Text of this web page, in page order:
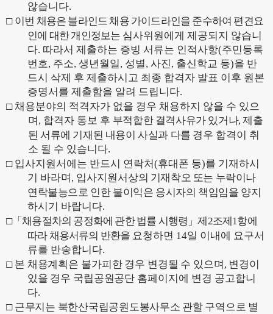
않습니다.
□ 이번 채용은 블라인드 채용 가이드라인을 준수하여 편견요
인에 대한 개인정보는 심사위원에게 제공되지 않습니
다. 따라서 제출하는 증빙 서류는 인적사항(주민등록
번호, 주소,생년월일, 성별,사진, 출신학교 등)을 반
드시 삭제 후 제출하시고 최종 합격자 발표 이후 원본
증명서를 제출함을 알려 드립니다.
□채용분야의 적격자가 없을 경우 채용하지 않을 수 있으
며 , 합격자 통보 후 부적합한 결격사유가 있거나,제출
된 서류에 기재된 내용이 사실과 다를 경우 합격이 취
소 될 수 있습니다.
□ 입사지원서에는 반드시 연락처 (휴대폰 등)를 기재하시
기 바라며 , 입사지원서 상의 기재착오 또는 누락이나
연락불능으로 인한 불이익은 응시자의 책임임을 양지
하시기 바랍니다.
□「채용절차의 공정화에 관한 법률 시행령 」제 2조제 1항에
따라 채용서류의 반환을 요청하면 14일 이내에 요구서
류를 반송합니다.
□ 본 채용계획은 불가피한 경우 변경될 수 있으며 , 변경이
있을 경우 국립공원공단 홈페이지 에 변경 공고합니
다.
□ 근무지는 북한산국립공원도봉사무소 관할 구역으로 별